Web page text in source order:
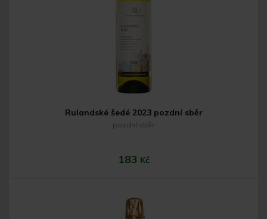
Do košíku
Rulandské šedé 2023 pozdní sběr
pozdní sběr
183 Kč